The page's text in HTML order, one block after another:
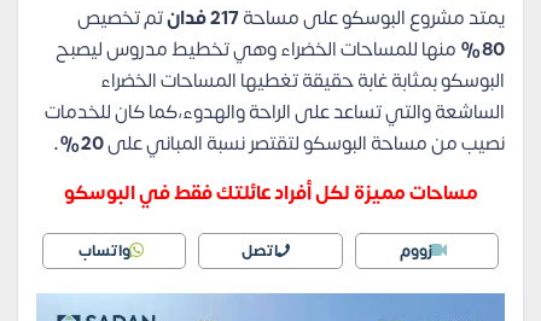
يمتد مشروع البوسكو على مساحة217 فدان
تم تخصيص
80%
منها للمساحات الخضراء وهي تخطيط مدروس ليصبح
البوسكو بمثابة غابة حقيقة تغطيها المساحات الخضراء
الساشعة والتي تساعد على الراحة والهدوء،كما كان للخدمات
نصيب من مساحة البوسكو لتقتصر نسبة المباني على20%.
مساحات مميزة لكل أفراد عائلتك فقط في البوسكو
زووم اتصل واتساب